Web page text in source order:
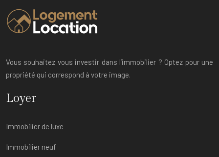
Vous souhaitez vous investir dans l’immobilier ? Optez pour une
propriété qui correspond à votre image.
Loyer
Immobilier de luxe
Immobilier neuf